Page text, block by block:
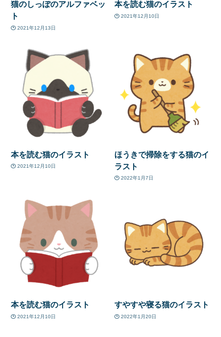
猫のしっぽのアルファベッ
ト
2021年12月13日
本を読む猫のイラスト
2021年12月10日
本を読む猫のイラスト
2021年12月10日
ほうきで掃除をする猫のイ
ラスト
2022年1月7日
本を読む猫のイラスト
2021年12月10日
すやすや寝る猫のイラスト
2022年1月20日